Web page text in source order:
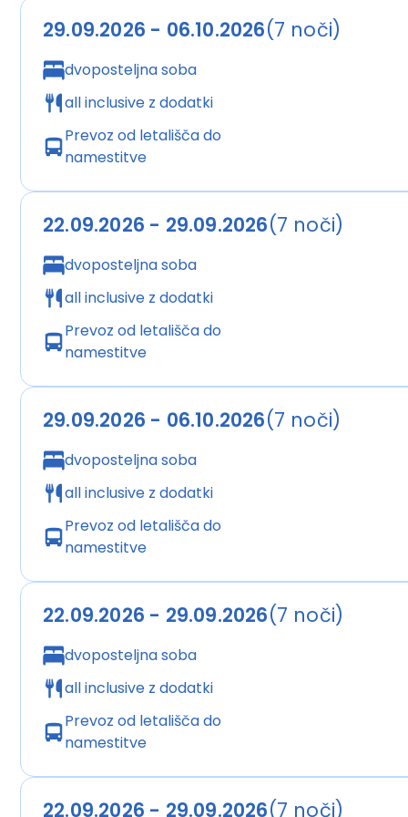
Zabava:
Ultra v
se vključeno:
Pijača in/ali hrana je na voljo ob določenih urah v
hotelu.
· samopostrežni zajtrk, kosilo in večerja (tudi
zgodnji kontinentalni zajtrk; kava in sladice, prigrizki;
· kosilo in večerja v »a-la-carte« restavracijah
· določene uvožene in lokalne točene alkoholne in
· fitnes, namizni tenis;
· animacija, mini klub 4-12 let;
· kopalne brisače, ležalniki in senčniki ob bazenu
Za plačilo: vse po 24.00, določene uvožene in
vključeno«.
Palmini namigi:odlična lokacija ob plaži in blizu
Povprečna ocena: 4.5/5
Spletna stran hotela: https://domesresorts.com/
POMEMBNO:
OTROCI:otroci do 2. leta potujejo na čarterskih
29.09.2026 - 06.10.2026(7 noči)
dvoposteljna soba
all inclusive z dodatki
Prevoz od letališča do
namestitve
22.09.2026 - 29.09.2026(7 noči)
dvoposteljna soba
all inclusive z dodatki
Prevoz od letališča do
namestitve
29.09.2026 - 06.10.2026(7 noči)
dvoposteljna soba
all inclusive z dodatki
Prevoz od letališča do
namestitve
22.09.2026 - 29.09.2026(7 noči)
dvoposteljna soba
all inclusive z dodatki
Prevoz od letališča do
namestitve
22.09.2026 - 29.09.2026(7 noči)